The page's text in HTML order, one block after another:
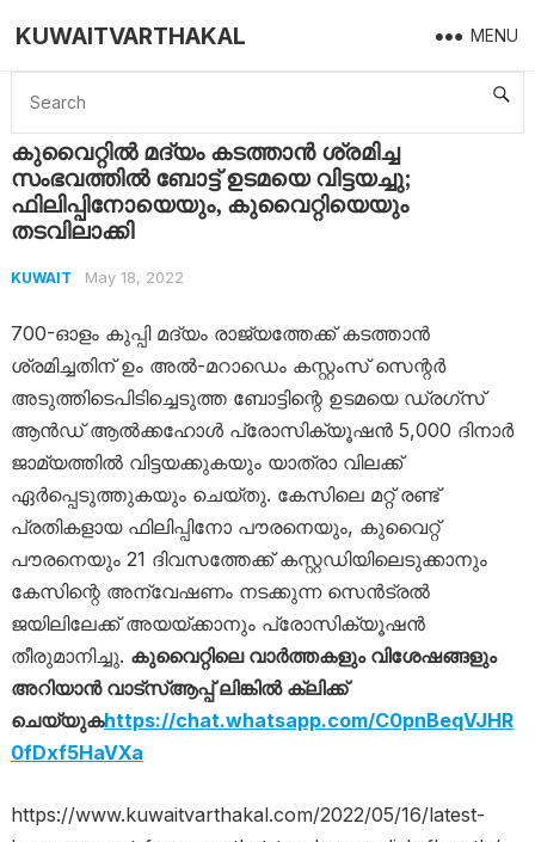
KUWAITVARTHAKAL MENU
Home Kuwait കുവൈറ്റിൽ മദ്യം കടത്താൻ ശ്രമിച്ച സംഭവത്തിൽ ബോട്ട് ഉടമയെ വിട്ടയച്ചു; ഫിലിപ്പിനോയെയും, കുവൈറ്റിയെയും തടവിലാക്കി
കുവൈറ്റിൽ മദ്യം കടത്താൻ ശ്രമിച്ച
സംഭവത്തിൽ ബോട്ട് ഉടമയെ വിട്ടയച്ചു;
ഫിലിപ്പിനോയെയും, കുവൈറ്റിയെയും
തടവിലാക്കി
KUWAIT May 18, 2022
700-ഓളം കുപ്പി മദ്യം രാജ്യത്തേക്ക് കടത്താൻ
ശ്രമിച്ചതിന് ഉം അൽ-മറാഡെം കസ്റ്റംസ് സെന്റർ
അടുത്തിടെപിടിച്ചെടുത്ത ബോട്ടിന്റെ ഉടമയെ ഡ്രഗ്‌സ്
ആൻഡ് ആൽക്കഹോൾ പ്രോസിക്യൂഷൻ 5,000 ദിനാർ
ജാമ്യത്തിൽ വിട്ടയക്കുകയും യാത്രാ വിലക്ക്
ഏർപ്പെടുത്തുകയും ചെയ്തു. കേസിലെ മറ്റ് രണ്ട്
പ്രതികളായ ഫിലിപ്പിനോ പൗരനെയും, കുവൈറ്റ്
പൗരനെയും 21 ദിവസത്തേക്ക് കസ്റ്റഡിയിലെടുക്കാനും
കേസിന്റെ അന്വേഷണം നടക്കുന്ന സെൻട്രൽ
ജയിലിലേക്ക് അയയ്ക്കാനും പ്രോസിക്യൂഷൻ
തീരുമാനിച്ചു. കുവൈറ്റിലെ വാര്‍ത്തകളും വിശേഷങ്ങളും
അറിയാന്‍ വാട്സ്ആപ്പ് ലിങ്കില്‍ ക്ലിക്ക്
ചെയ്യുകhttps://chat.whatsapp.com/C0pnBeqVJHR
0fDxf5HaVXa
https://www.kuwaitvarthakal.com/2022/05/16/latest-